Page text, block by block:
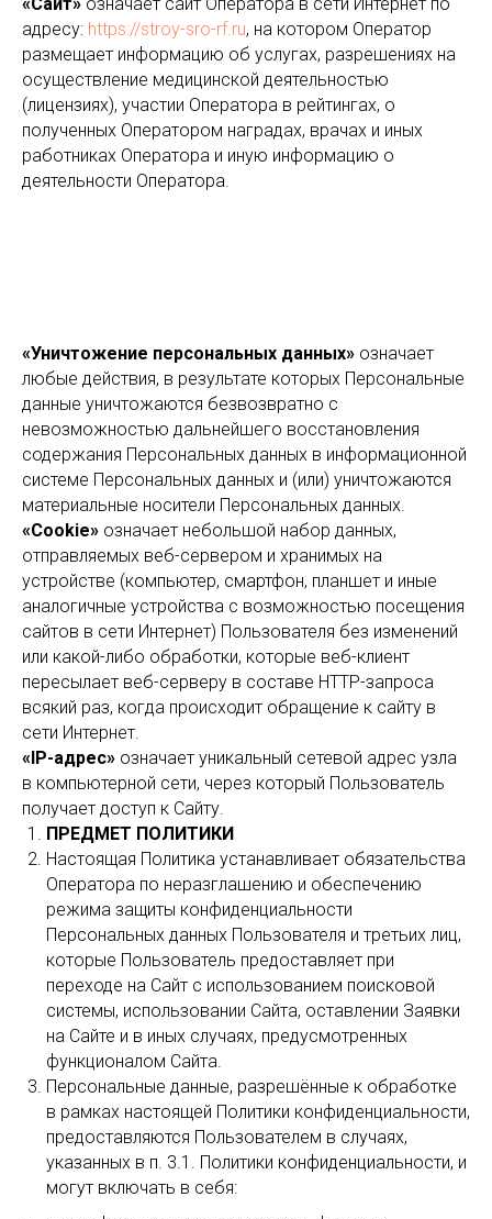
адресу: https://stroy-sro-rf.ru, на котором Оператор
размещает информацию об услугах, разрешениях на
осуществление медицинской деятельностью
(лицензиях), участии Оператора в рейтингах, о
полученных Оператором наградах, врачах и иных
работниках Оператора и иную информацию о
деятельности Оператора.
«Уничтожение персональных данных» означает
любые действия, в результате которых Персональные
данные уничтожаются безвозвратно с
невозможностью дальнейшего восстановления
содержания Персональных данных в информационной
системе Персональных данных и (или) уничтожаются
материальные носители Персональных данных.
«Cookie» означает небольшой набор данных,
отправляемых веб-сервером и хранимых на
устройстве (компьютер, смартфон, планшет и иные
аналогичные устройства с возможностью посещения
сайтов в сети Интернет) Пользователя без изменений
или какой-либо обработки, которые веб-клиент
пересылает веб-серверу в составе HTTP-запроса
всякий раз, когда происходит обращение к сайту в
сети Интернет.
«IP-адрес» означает уникальный сетевой адрес узла
в компьютерной сети, через который Пользователь
получает доступ к Сайту.
ПРЕДМЕТ ПОЛИТИКИ
Настоящая Политика устанавливает обязательства
Оператора по неразглашению и обеспечению
режима защиты конфиденциальности
Персональных данных Пользователя и третьих лиц,
которые Пользователь предоставляет при
переходе на Сайт с использованием поисковой
системы, использовании Сайта, оставлении Заявки
на Сайте и в иных случаях, предусмотренных
функционалом Сайта.
Персональные данные, разрешённые к обработке
в рамках настоящей Политики конфиденциальности,
предоставляются Пользователем в случаях,
указанных в п. 3.1. Политики конфиденциальности, и
могут включать в себя: